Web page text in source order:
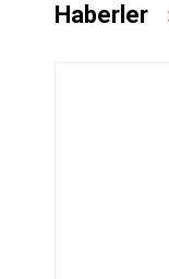
Haberler